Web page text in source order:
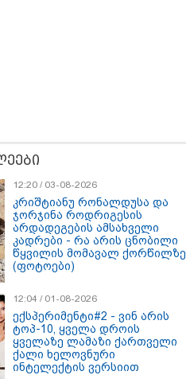
მიერ ცოტნესთვის
სახლში
ცხოვრობს
რომელიც ზვიადის
ერთი სიტყვითაც კი
არის მოხსენიებული" - ანა
/ 05-08-2026
დღე უწყლოდ და უპუროდ
მათ სიცოცხლე
- ქართველი
წერს, რომ 36
მათ შორის, ორსული
გადაარჩინა
/ 04-08-2026
12:20 / 03-08-2026
კრიშტიანუ რონალდუსა და
ჯორჯინა როდრიგესის
არდადეგების ამსახველი
კადრები - რა არის ცნობილი
წყვილის მომავალ ქორწილზე
(ფოტოები)
12:04 / 01-08-2026
ექსპერიმენტი#2 - ვინ არის
ტოპ-10, ყველა დროის
ყველაზე ლამაზი ქართველი
ქალი ხელოვნური
ინტელექტის ვერსიით